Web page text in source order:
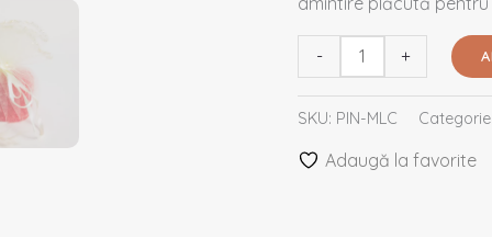
- +
SKU: PIN-MLC
Adaugă la favorite